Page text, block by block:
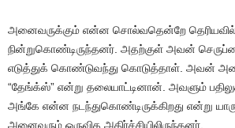
அனைவருக்கும் என்ன சொல்வதென்றே
நின்றுகொண்டிருந்தனர். அதற்குள் அவன்
எடுத்துக் கொண்டுவந்து கொடுத்தாள். அவன்
“தேங்க்ஸ்” என்று தலையாட்டினான். அவளும்
அங்கே என்ன நடந்துகொண்டிருக்கிறது என்று
அனைவரும் ஒருவித அதிர்ச்சியிலிருந்தனர்.